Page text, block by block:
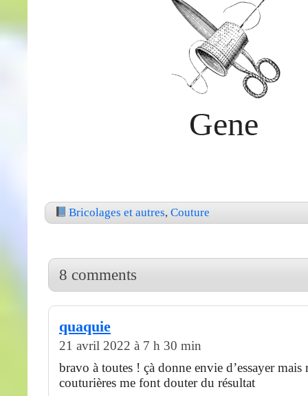
Gene
Bricolages et autres, Couture
8 comments
quaquie
21 avril 2022 à 7 h 30 min
bravo à toutes ! çà donne envie d’essayer mais
couturières me font douter du résultat